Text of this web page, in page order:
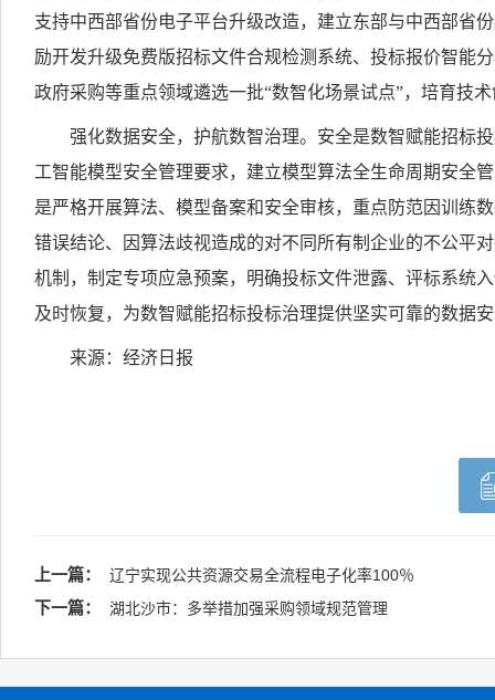
支持中西部省份电子平台升级改造，建立东部与中西部省
励开发升级免费版招标文件合规检测系统、投标报价智能
政府采购等重点领域遴选一批“数智化场景试点”，培育技
强化数据安全，护航数智治理。安全是数智赋能招标
工智能模型安全管理要求，建立模型算法全生命周期安全
是严格开展算法、模型备案和安全审核，重点防范因训练
错误结论、因算法歧视造成的对不同所有制企业的不公平
机制，制定专项应急预案，明确投标文件泄露、评标系统
及时恢复，为数智赋能招标投标治理提供坚实可靠的数据
来源：经济日报
上一篇： 辽宁实现公共资源交易全流程电子化率100％
下一篇： 湖北沙市：多举措加强采购领域规范管理